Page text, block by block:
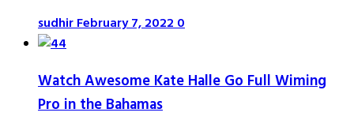
sudhirFebruary 7, 20220
Watch Awesome Kate Halle Go Full Wiming
Pro in the Bahamas